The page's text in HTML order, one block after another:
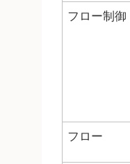
フロー制御
フロー